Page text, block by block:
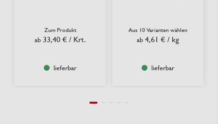
Zum Produkt
ab 33,40 € / Krt.
lieferbar
Aus 10 Varianten wählen
ab 4,61 € / kg
lieferbar